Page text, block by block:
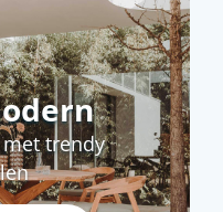
trendy